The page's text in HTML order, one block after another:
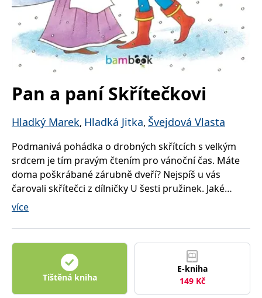
Pan a paní Skřítečkovi
Hladký Marek, Hladká Jitka, Švejdová Vlasta
Podmanivá pohádka o drobných skřítcích s velkým
srdcem je tím pravým čtením pro vánoční čas. Máte
doma poškrábané zárubně dveří? Nejspíš u vás
čarovali skřítečci z dílničky U šesti pružinek. Jaké
tajemství ukrývají poškrábaná futýrka? Co všechno
O tom všem vám skřítečci budou vyprávět a možná
vám to bude připadat zázračné. Jak by taky ne, vždyť
skřítečci slaví Vánoce, a ty se bez zázraků neobejdou.
více
Tištěná kniha
E-kniha
149 Kč
souhlasu se
cookie
návštěvníků.
Je nutné, aby
banner
cookie
Script.com
správně.
aplikacemi
založenými
PHP. Toto je
univerzální
identifikátor
používaný k
udržování
proměnných
relací
náhodně
číslo, jeho
pro daný
web, ale
dobrým